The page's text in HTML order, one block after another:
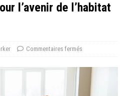
l’avenir de l’habitat
Commentaires fermés